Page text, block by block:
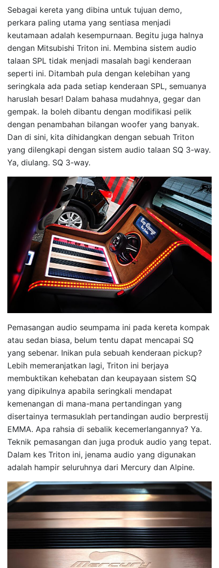
Sebagai kereta yang dibina untuk tujuan demo,
perkara paling utama yang sentiasa menjadi
keutamaan adalah kesempurnaan. Begitu juga halnya
dengan Mitsubishi Triton ini. Membina sistem audio
talaan SPL tidak menjadi masalah bagi kenderaan
seperti ini. Ditambah pula dengan kelebihan yang
seringkala ada pada setiap kenderaan SPL, semuanya
haruslah besar! Dalam bahasa mudahnya, gegar dan
gempak. Ia boleh dibantu dengan modifikasi pelik
dengan penambahan bilangan woofer yang banyak.
Dan di sini, kita dihidangkan dengan sebuah Triton
yang dilengkapi dengan sistem audio talaan SQ 3-way.
Ya, diulang. SQ 3-way.
Pemasangan audio seumpama ini pada kereta kompak
atau sedan biasa, belum tentu dapat mencapai SQ
yang sebenar. Inikan pula sebuah kenderaan pickup?
Lebih memeranjatkan lagi, Triton ini berjaya
membuktikan kehebatan dan keupayaan sistem SQ
yang dipikulnya apabila seringkali mendapat
kemenangan di mana-mana pertandingan yang
disertainya termasuklah pertandingan audio berprestij
EMMA. Apa rahsia di sebalik kecemerlangannya? Ya.
Teknik pemasangan dan juga produk audio yang tepat.
Dalam kes Triton ini, jenama audio yang digunakan
adalah hampir seluruhnya dari Mercury dan Alpine.